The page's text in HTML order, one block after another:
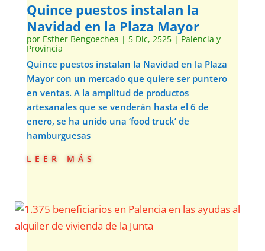
Quince puestos instalan la
Navidad en la Plaza Mayor
por Esther Bengoechea | 5 Dic, 2525| Palencia y
Provincia
Quince puestos instalan la Navidad en la Plaza
Mayor con un mercado que quiere ser puntero
en ventas. A la amplitud de productos
artesanales que se venderán hasta el 6 de
enero, se ha unido una ‘food truck’ de
hamburguesas
leer más